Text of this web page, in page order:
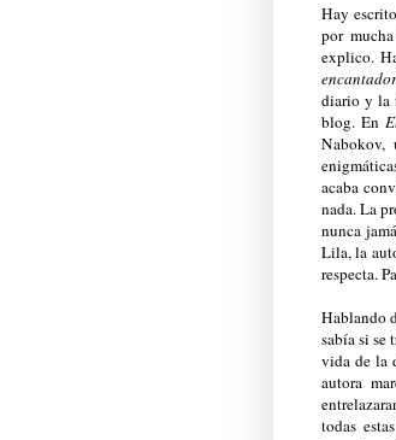
Hay
por
explico.
diario y la
blog. En
Nabokov,
acaba
nada. La
nunca
Lila, la
respecta.
Hablando
sabía si se
vida de la
autora
todas